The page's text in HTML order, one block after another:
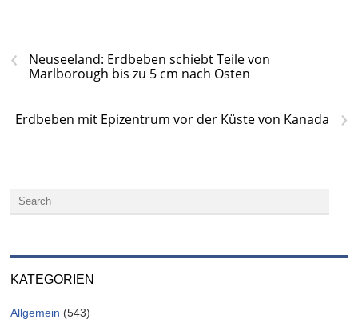
‹
Neuseeland: Erdbeben schiebt Teile von
Marlborough bis zu 5 cm nach Osten
›
Erdbeben mit Epizentrum vor der Küste von Kanada
KATEGORIEN
Allgemein (543)